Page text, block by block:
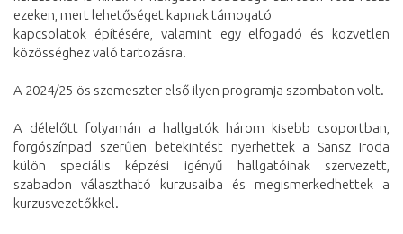
ezeken, mert lehetőséget kapnak támogató
kapcsolatok építésére, valamint egy elfogadó és közvetlen
közösséghez való tartozásra.
A 2024/25-ös szemeszter első ilyen programja szombaton volt.
A délelőtt folyamán a hallgatók három kisebb csoportban,
forgószínpad szerűen betekintést nyerhettek a Sansz Iroda
külön speciális képzési igényű hallgatóinak szervezett,
szabadon választható kurzusaiba és megismerkedhettek a
kurzusvezetőkkel.